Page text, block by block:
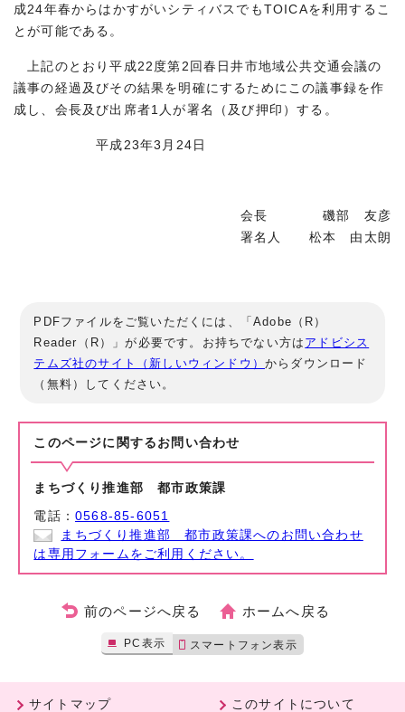
成24年春からはかすがいシティバスでもTOICAを利用するこ
とが可能である。
上記のとおり平成22度第2回春日井市地域公共交通会議の
議事の経過及びその結果を明確にするためにこの議事録を作
成し、会長及び出席者1人が署名（及び押印）する。
平成23年3月24日
会長 磯部 友彦
署名人 松本 由太朗
PDFファイルをご覧いただくには、「Adobe（R）
Reader（R）」が必要です。お持ちでない方は アドビシス
テムズ社のサイト（新しいウィンドウ）からダウンロード
（無料）してください。
このページに関する お問い合わせ
まちづくり推進部 都市政策課
電話：0568-85-6051
まちづくり推進部 都市政策課へのお問い合わせ
は専用フォームをご利用ください。
前のページへ戻る ホームへ戻る
PC表示 スマートフォン表示
サイトマップ
このサイトについて